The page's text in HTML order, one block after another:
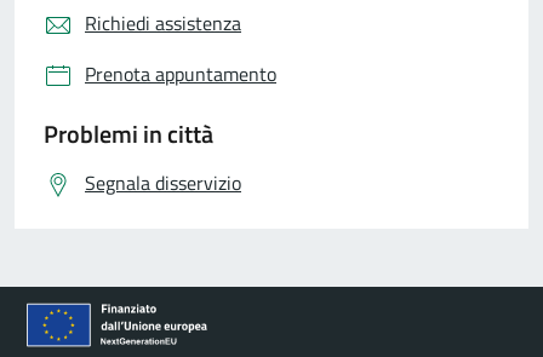
Richiedi assistenza
Prenota appuntamento
Problemi in città
Segnala disservizio